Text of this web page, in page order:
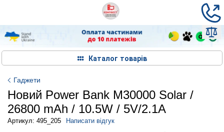
Каталог товарів
Гаджети
Новий Power Bank M30000 Solar /
26800 mAh / 10.5W / 5V/2.1A
Артикул: 495_205 Написати відгук